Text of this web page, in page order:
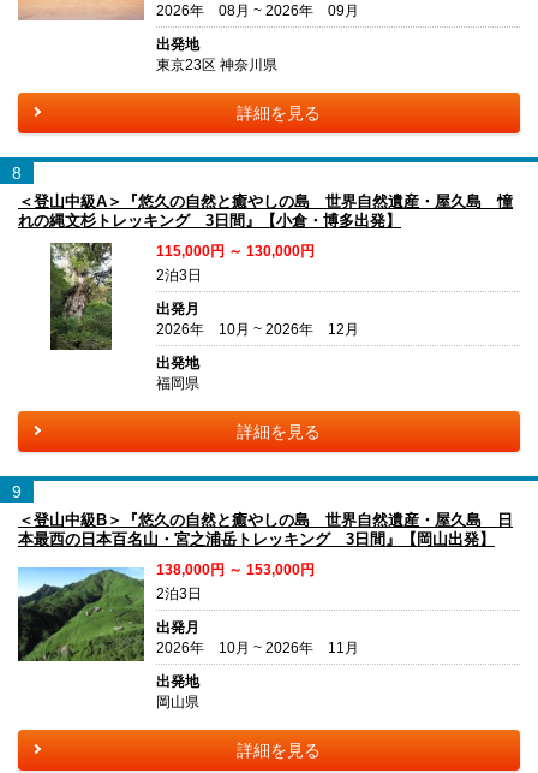
2026年 08月 ~ 2026年 09月
出発地
東京23区 神奈川県
詳細を見る
8
＜登山中級A＞『悠久の自然と癒やしの島 世界自然遺産・屋久島 憧
れの縄文杉トレッキング 3日間』【小倉・博多出発】
115,000円 ～ 130,000円
2泊3日
出発月
2026年 10月 ~ 2026年 12月
出発地
福岡県
詳細を見る
9
＜登山中級B＞『悠久の自然と癒やしの島 世界自然遺産・屋久島 日
本最西の日本百名山・宮之浦岳トレッキング 3日間』【岡山出発】
138,000円 ～ 153,000円
2泊3日
出発月
2026年 10月 ~ 2026年 11月
出発地
岡山県
詳細を見る